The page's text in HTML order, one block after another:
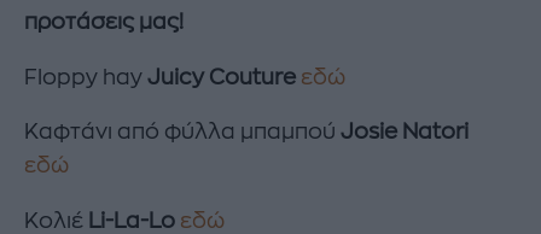
προτάσεις μας!
Floppy hay Juicy Couture εδώ
Καφτάνι από φύλλα μπαμπού Josie Natori
εδώ
Κολιέ Li-La-Lo εδώ